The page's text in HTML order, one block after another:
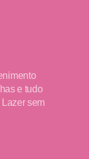
e tudo
sem